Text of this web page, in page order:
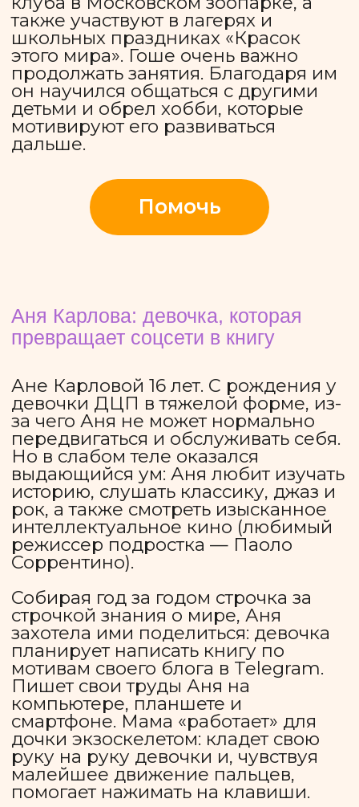
технических средств
реабилитации и средств
альтернативной коммуникации;
Организуем развивающие
программы:
специальный учебный класс в
общеобразовательной школе,
интегративный клуб на базе
Московского зоопарка, выездные
мастерские, адаптированные
спортивные мероприятия и т. д.;
Оказываем
родительском сообществе;
будущий дом для наших детей со
спортивным залом, творческими
мастерскими, садом и огородом
— альтернатива жизни в
психоневрологическом
интернате.
Ваша помощь позволяет нам
организовывать развивающие
программы, обучать подопечных
самостоятельности и делать их
жизнь более полной.
Каждое пожертвование — это шаг
к созданию для детей с
инвалидностью будущего
возможностей.
Поддержите ассоциацию «Краски
этого мира» и помогите нам
раскрасить мир каждого ребенка!
Помогите раскрасить
мир особенных ребят!